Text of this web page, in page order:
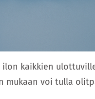
kaikkien
mukaan voi tulla